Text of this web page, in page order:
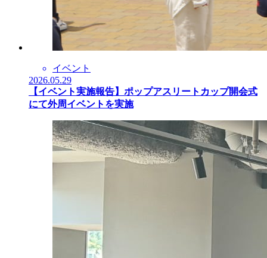
イベント
2026.05.29
【イベント実施報告】ポップアスリートカップ開会式
にて外周イベントを実施